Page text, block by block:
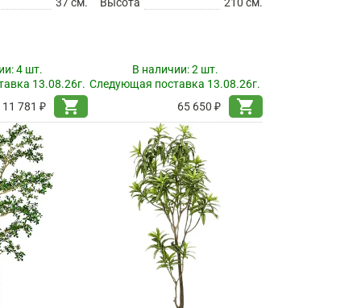
4 шт.
13.08.26г.
11 781 ₽
shopping_cart
В наличии:2 шт.
Следующая поставка 13.08.26г.
65 650 ₽
shopping_cart